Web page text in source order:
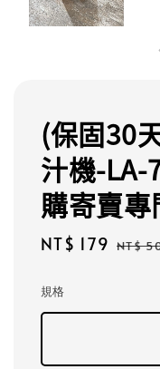
(保固30
汁機-LA-
購寄賣專
Sale
NT$ 179 NT$
規格